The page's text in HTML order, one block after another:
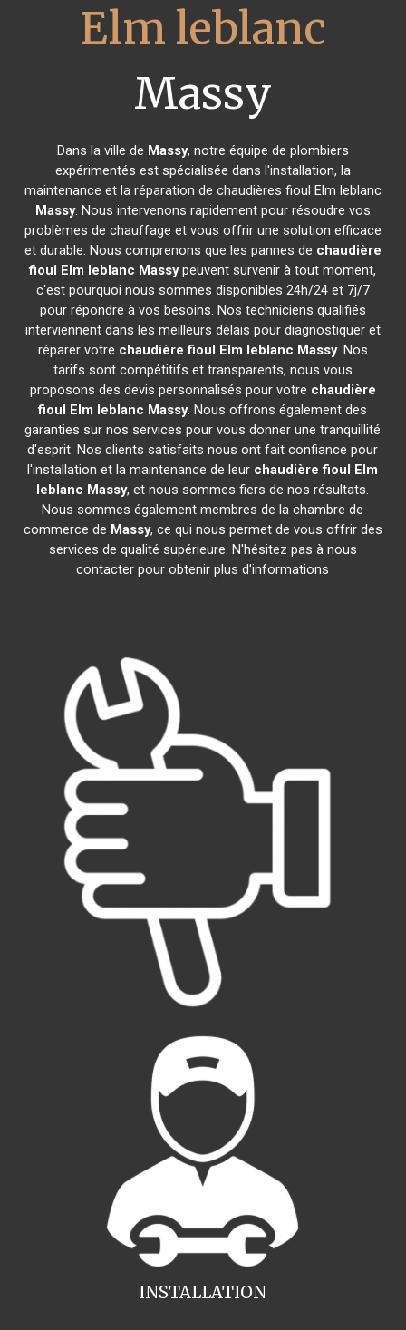
Elm leblanc
Massy
Dans la ville de Massy, notre équipe de plombiers
expérimentés est spécialisée dans l'installation, la
maintenance et la réparation de chaudières fioul Elm leblanc
Massy. Nous intervenons rapidement pour résoudre vos
problèmes de chauffage et vous offrir une solution efficace
et durable. Nous comprenons que les pannes de chaudière
fioul Elm leblanc Massypeuvent survenir à tout moment,
c'est pourquoi nous sommes disponibles 24h/24 et 7j/7
pour répondre à vos besoins. Nos techniciens qualifiés
interviennent dans les meilleurs délais pour diagnostiquer et
réparer votre chaudière fioul Elm leblanc Massy. Nos
tarifs sont compétitifs et transparents, nous vous
proposons des devis personnalisés pour votre chaudière
fioul Elm leblanc Massy. Nous offrons également des
garanties sur nos services pour vous donner une tranquillité
d'esprit. Nos clients satisfaits nous ont fait confiance pour
l'installation et la maintenance de leur chaudière fioul Elm
leblanc Massy, et nous sommes fiers de nos résultats.
Nous sommes également membres de la chambre de
commerce de Massy, ce qui nous permet de vous offrir des
services de qualité supérieure. N'hésitez pas à nous
contacter pour obtenir plus d'informations
INSTALLATION